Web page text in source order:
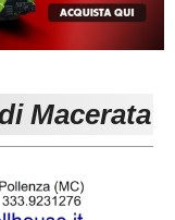
Carica la tua Rosa
Macerata